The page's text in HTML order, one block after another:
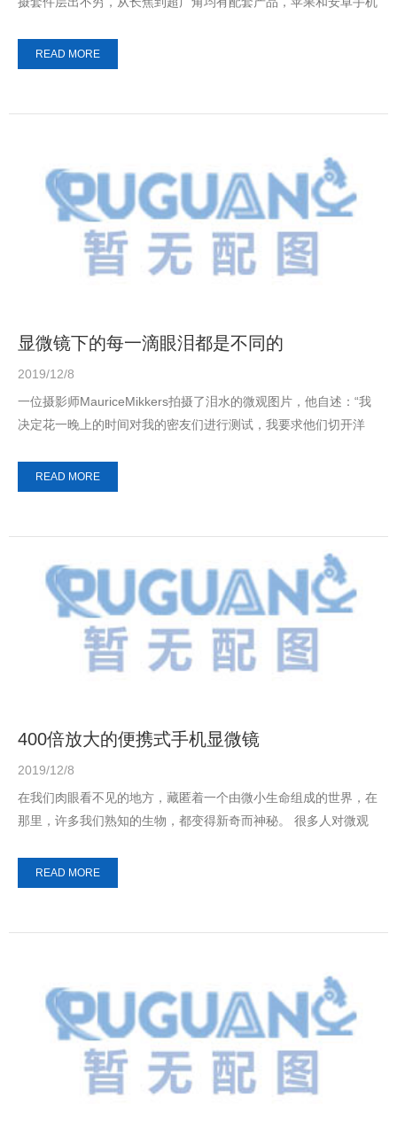
READ MORE
显微镜下的每一滴眼泪都是不同的
2019/12/8
一位摄影师MauriceMikkers拍摄了泪水的微观图片，他自述：“我
决定花一晚上的时间对我的密友们进行测试，我要求他们切开洋
READ MORE
400倍放大的便携式手机显微镜
2019/12/8
在我们肉眼看不见的地方，藏匿着一个由微小生命组成的世界，在
那里，许多我们熟知的生物，都变得新奇而神秘。 很多人对微观
READ MORE